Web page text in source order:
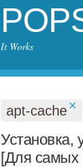
It Works
apt-cache×
Установка,
[Для самых